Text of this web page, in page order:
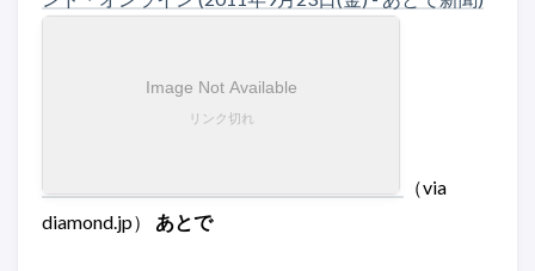
（via
diamond.jp） あとで